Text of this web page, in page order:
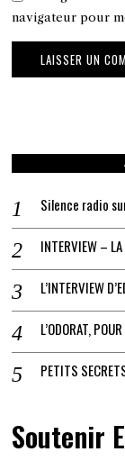
navigateur pour
Silence radio
INTERVIEW – LA
L’INTERVIEW
L’ODORAT,
PETITS
Soutenir